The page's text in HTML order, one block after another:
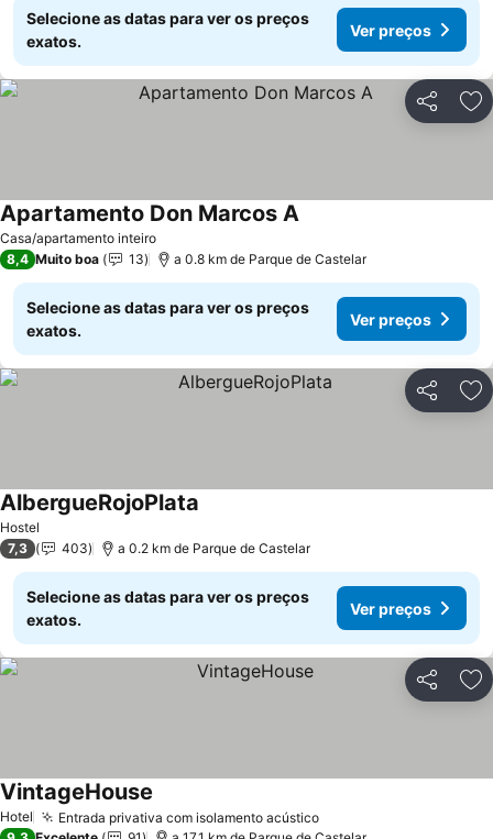
Selecione as datas para ver os preços
exatos.
Ver preços
Partilhar
Casa/apartamento inteiro
Apartamento Don Marcos A
8,4 Muito boa 13 a 0.8 km de Parque de Castelar
Selecione as datas para ver os preços
exatos.
Ver preços
Partilhar
Hostel
AlbergueRojoPlata
7,3 403 a 0.2 km de Parque de Castelar
Selecione as datas para ver os preços
exatos.
Ver preços
Partilhar
Hotel Entrada privativa com isolamento acústico
VintageHouse